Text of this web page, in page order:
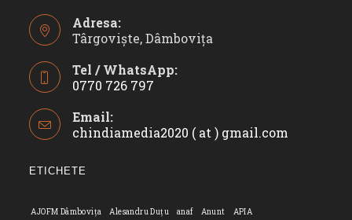
Adresa:
Târgoviște, Dâmbovița
Tel / WhatsApp:
0770 726 797
in
your
Email:
chindiamedia2020 ( at ) gmail.com
ETICHETE
AJOFM Dâmbovița Alesandru Duțu anaf Anunt
APIA